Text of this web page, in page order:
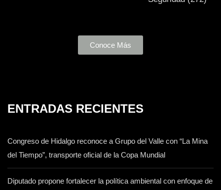
Conoce Más
ENTRADAS RECIENTES
Congreso de Hidalgo reconoce a Grupo del Valle con “La Mina
del Tiempo”, transporte oficial de la Copa Mundial
Diputado propone fortalecer la política ambiental con enfoque de